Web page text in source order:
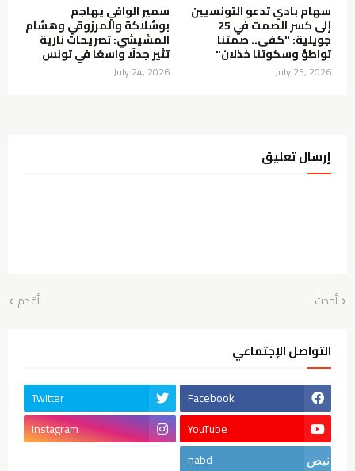
سهام بادي تدعو التونسيين
إلى كسر الصمت في 25
جويلية: "كفى.. صمتنا
تواطؤ وسكوتنا خذلان"
July 25, 2026
سمير الوافي يهاجم
بوشلاكة والمرزوقي وهشام
المشيشي: تصريحات نارية
تثير جدلًا واسعًا في تونس
July 24, 2026
إرسال تعليق
أحدث أقدم
التواصل الإجتماعي
Facebook
Twitter
YouTube
Instagram
nabd